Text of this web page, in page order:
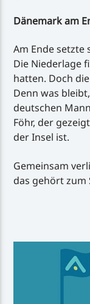
Dänemark am
Am Ende setzte
Die Niederlage
hatten. Doch
Denn was
deutschen
Föhr, der
der Insel ist.
Gemeinsam
das gehört zum